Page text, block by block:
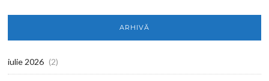
ARHIVĂ
iulie 2026 (2)